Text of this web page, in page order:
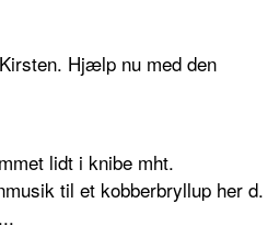
Hjælp nu med den
lidt i knibe mht.
til et kobberbryllup her d.